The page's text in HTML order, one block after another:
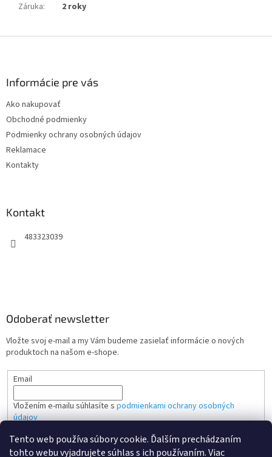
Tento web používa súbory cookie. Ďalším prechádzaním
tohto webu vyjadrujete súhlas s ich používaním. Viac
Záruka: 2 roky
Informácie pre vás
Ako nakupovať
Obchodné podmienky
Podmienky ochrany osobných údajov
Reklamace
Kontakty
Kontakt
483323039
Odoberať newsletter
Vložte svoj e-mail a my Vám budeme zasielať informácie o nových
produktoch na našom e-shope.
Email
Vložením e-mailu súhlasíte s podmienkami ochrany osobných
údajov
PRIHLÁSIŤ SA